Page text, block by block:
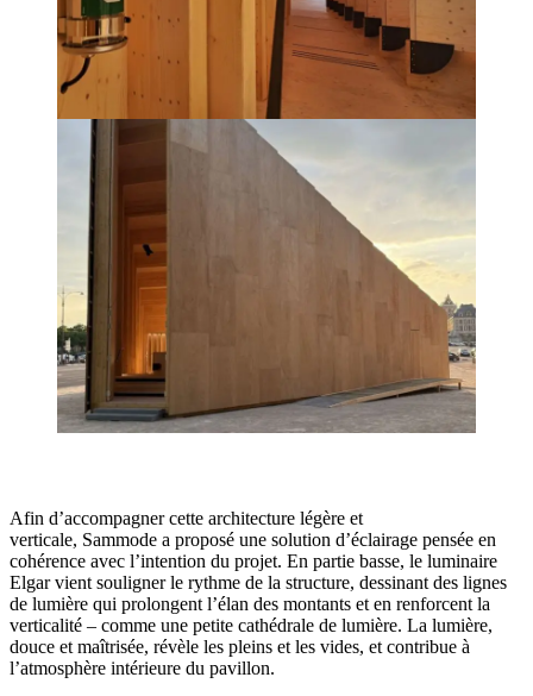
Afin d’accompagner cette architecture légère et
verticale, Sammode a proposé une solution d’éclairage pensée en
cohérence avec l’intention du projet. En partie basse, le luminaire
Elgar vient souligner le rythme de la structure, dessinant des lignes
de lumière qui prolongent l’élan des montants et en renforcent la
verticalité – comme une petite cathédrale de lumière. La lumière,
douce et maîtrisée, révèle les pleins et les vides, et contribue à
l’atmosphère intérieure du pavillon.